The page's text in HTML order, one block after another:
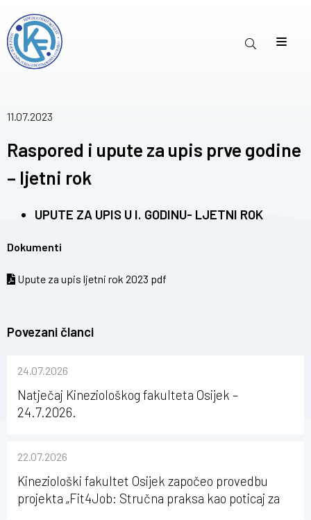
11.07.2023
Raspored i upute za upis prve godine
– ljetni rok
UPUTE ZA UPIS U I. GODINU- LJETNI ROK
Dokumenti
Upute za upis ljetni rok 2023 pdf
Povezani članci
24.07.2026
Natječaj Kineziološkog fakulteta Osijek –
24.7.2026.
22.07.2026
Kineziološki fakultet Osijek započeo provedbu
projekta „Fit4Job: Stručna praksa kao poticaj za